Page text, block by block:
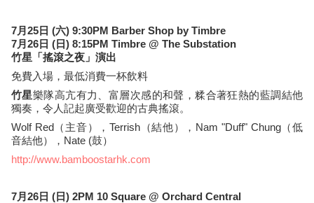
7月25日 (六) 9:30PM Barber Shop by Timbre
7月26日 (日) 8:15PM Timbre @ The Substation
竹星「搖滾之夜」演出
免費入場，最低消費一杯飲料
竹星樂隊高亢有力、富層次感的和聲，糅合著狂熱的藍調結他
獨奏，令人記起廣受歡迎的古典搖滾。
Wolf Red（主音），Terrish（結他），Nam "Duff" Chung（低
音結他），Nate (鼓）
http://www.bamboostarhk.com
7月26日 (日) 2PM 10 Square @ Orchard Central